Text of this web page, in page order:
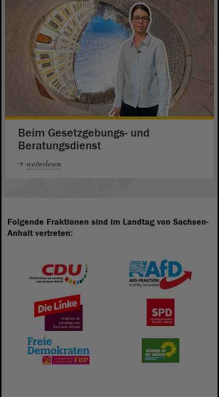
Beim Gesetzgebungs- und
Beratungsdienst
weiterlesen
Folgende Fraktionen sind im Landtag von Sachsen-
Anhalt vertreten: